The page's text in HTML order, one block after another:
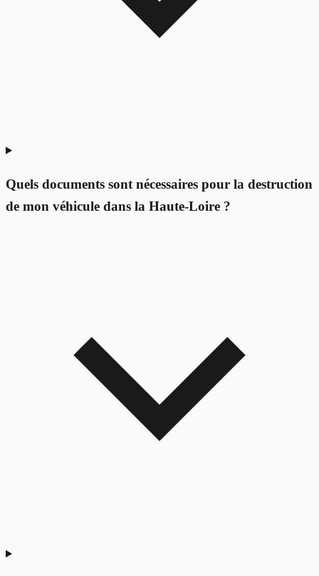
Quels documents sont nécessaires pour la destruction
de mon véhicule dans la Haute-Loire ?